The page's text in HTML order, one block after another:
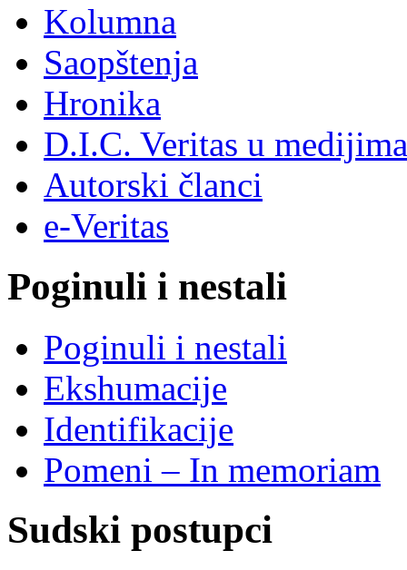
Kolumna
Saopštenja
Hronika
D.I.C. Veritas u medijima
Autorski članci
e-Veritas
Poginuli i nestali
Poginuli i nestali
Ekshumacije
Identifikacije
Pomeni – In memoriam
Sudski postupci